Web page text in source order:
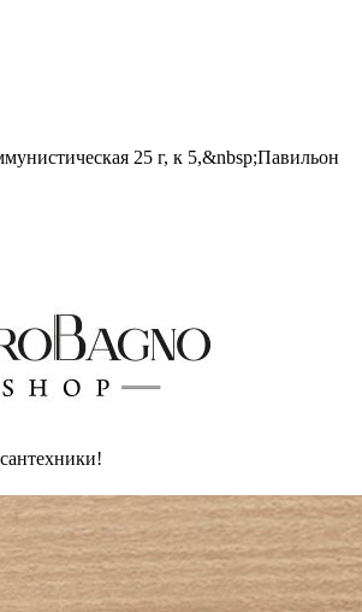
25 г, к 5,&nbsp;Павильон